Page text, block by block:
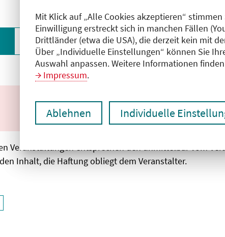
Mit Klick auf „Alle Cookies akzeptieren“
Einwilligung erstreckt sich in manchen Fällen
Drittländer (etwa die USA), die derzeit kein mit
Über „Individuelle Einstellungen“ können Sie
Auswahl anpassen. Weitere Informationen
Impressum.
Ablehnen Individuelle
Filter zurücksetzen Ergebnisse
Veranstaltungen entsprechen den unmittelbar vom
Inhalt, die Haftung obliegt dem Veranstalter.
und Suchergebnisse neu laden